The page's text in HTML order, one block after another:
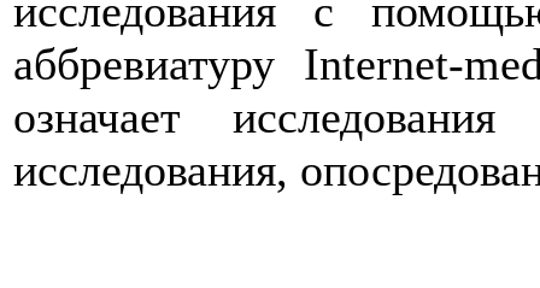
исследования с
аббревиатуру Internet-
означает
исследования,